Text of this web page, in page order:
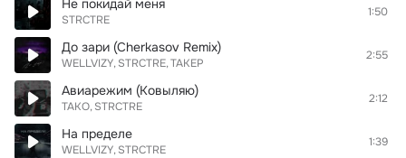
Не покидай меня
STRCTRE
1:50
До зари (Cherkasov Remix)
WELLVIZY STRCTRE ТАКЕР
2:55
Авиарежим (Ковыляю)
ТАКО STRCTRE
2:12
На пределе
WELLVIZY STRCTRE
1:39